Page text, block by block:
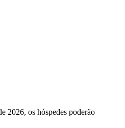
2026, os hóspedes poderão